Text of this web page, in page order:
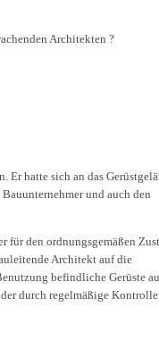
Architekten ?
Er hatte sich an das
und auch den
für den ordnungsgemäßen
Architekt auf die
befindliche Gerüste
durch regelmäßige